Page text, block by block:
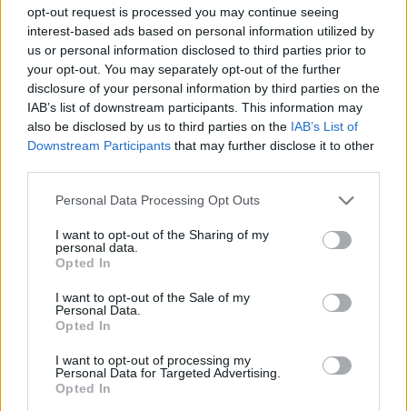
opt-out request is processed you may continue seeing
interest-based ads based on personal information utilized by
us or personal information disclosed to third parties prior to
your opt-out. You may separately opt-out of the further
disclosure of your personal information by third parties on the
IAB’s list of downstream participants. This information may
also be disclosed by us to third parties on the IAB’s List of
Downstream Participants that may further disclose it to other
Personal Data Processing Opt Outs
I want to opt-out of the Sharing of my
personal data.
Opted In
I want to opt-out of the Sale of my
Personal Data.
Opted In
I want to opt-out of processing my
Personal Data for Targeted Advertising.
Opted In
μοχλό τις εξαγορές στη Ρουμανία
Οι εξαγορές στη Ρουμανία εξασφάλισαν την αύξηση των εσόδων και
των πωλήσεων ηλεκτρικής ενέργειας της ΔΕΗ στο πρώτο εξάμηνο
του…
Τα εύσημα Πάιατ για τα σχέδια επέκτασης της